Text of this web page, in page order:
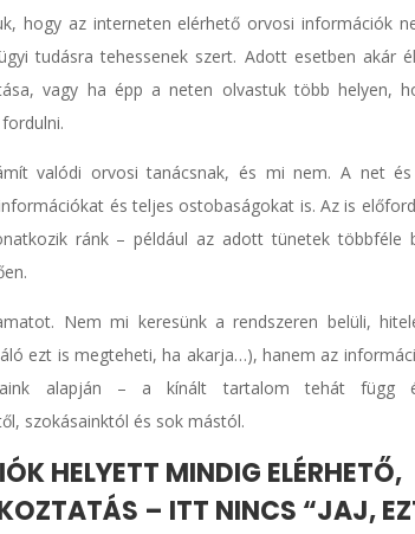
hogy az interneten elérhető orvosi információk
tudásra tehessenek szert. Adott esetben akár
vagy ha épp a neten olvastuk több helyen,
valódi orvosi tanácsnak, és mi nem. A net
és teljes ostobaságokat is. Az is
ránk – például az adott tünetek többféle
Nem mi keresünk a rendszeren belüli,
ezt is megteheti, ha akarja…), hanem az
alapján – a kínált tartalom tehát függ
szokásainktól és sok mástól.
HELYETT MINDIG ELÉRHETŐ,
– ITT NINCS “JAJ,